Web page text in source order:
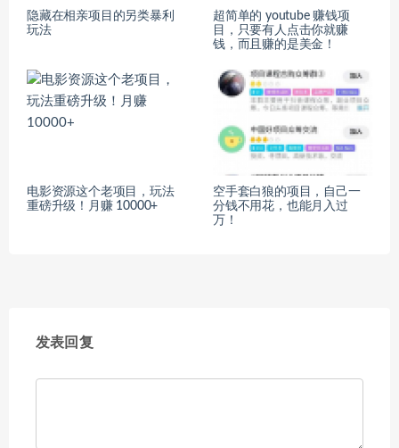
隐藏在相亲项目的另类暴利
玩法
超简单的 youtube 赚钱项
目，只要有人点击你就赚
钱，而且赚的是美金！
电影资源这个老项目，玩法
重磅升级！月赚 10000+
空手套白狼的项目，自己一
分钱不用花，也能月入过
万！
发表回复